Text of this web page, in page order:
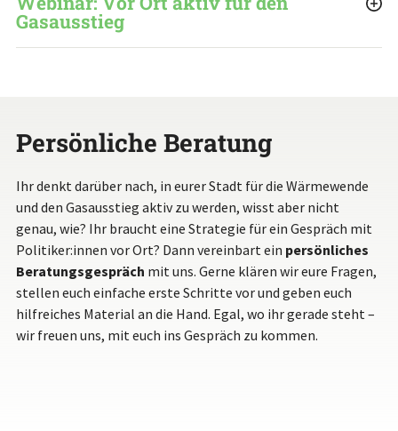
Gasausstieg
Persönliche Beratung
Ihr denkt darüber nach, in eurer Stadt für die Wärmewende
und den Gasausstieg aktiv zu werden, wisst aber nicht
genau, wie? Ihr braucht eine Strategie für ein Gespräch mit
Politiker:innen vor Ort? Dann vereinbart ein persönliches
Beratungsgespräch mit uns. Gerne klären wir eure Fragen,
stellen euch einfache erste Schritte vor und geben euch
hilfreiches Material an die Hand. Egal, wo ihr gerade steht –
wir freuen uns, mit euch ins Gespräch zu kommen.